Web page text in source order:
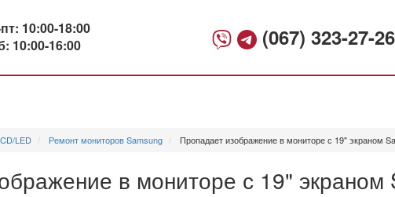
10:00-18:00
10:00-16:00
(067) 323-27-26
LED Ремонт мониторов Samsung Пропадает изображение в мониторе с 19" экраном
в мониторе с 19" экраном